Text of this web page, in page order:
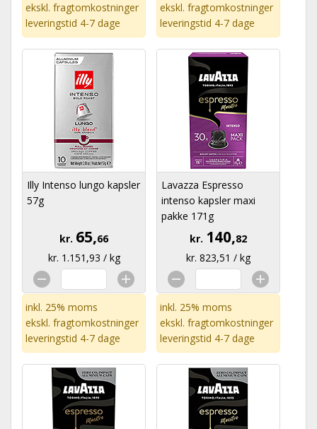
ekskl. fragtomkostninger
leveringstid 4-7 dage
ekskl. fragtomkostninger
leveringstid 4-7 dage
Illy Intenso lungo kapsler
57g
kr. 65,66
kr. 1.151,93 / kg
inkl. 25% moms
ekskl. fragtomkostninger
leveringstid 4-7 dage
Lavazza Espresso
intenso kapsler maxi
pakke 171g
kr. 140,82
kr. 823,51 / kg
inkl. 25% moms
ekskl. fragtomkostninger
leveringstid 4-7 dage